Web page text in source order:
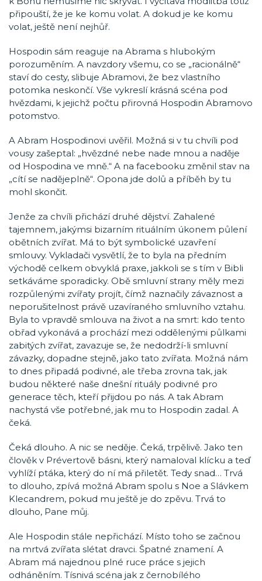
připouští, že je ke komu volat. A dokud je ke komu
volat, ještě není nejhůř.
Hospodin sám reaguje na Abrama s hlubokým
porozuměním. A navzdory všemu, co se „racionálně“
staví do cesty, slibuje Abramovi, že bez vlastního
potomka neskončí. Vše vykreslí krásná scéna pod
hvězdami, k jejichž počtu přirovná Hospodin Abramovo
potomstvo.
A Abram Hospodinovi uvěřil. Možná si v tu chvíli pod
vousy zašeptal: „hvězdné nebe nade mnou a naděje
od Hospodina ve mně.“ A na facebooku změnil stav na
„cítí se nadějeplně“. Opona jde dolů a příběh by tu
mohl skončit.
Jenže za chvíli přichází druhé dějství. Zahalené
tajemnem, jakýmsi bizarním rituálním úkonem půlení
obětních zvířat. Má to být symbolické uzavření
smlouvy. Vykladači vysvětlí, že to byla na předním
východě celkem obvyklá praxe, jakkoli se s tím v Bibli
setkáváme sporadicky. Obě smluvní strany měly mezi
rozpůlenými zvířaty projít, čímž naznačily závaznost a
neporušitelnost právě uzavíraného smluvního vztahu.
Byla to vpravdě smlouva na život a na smrt: kdo tento
obřad vykonává a prochází mezi oddělenými půlkami
zabitých zvířat, zavazuje se, že nedodrží-li smluvní
závazky, dopadne stejně, jako tato zvířata. Možná nám
to dnes připadá podivné, ale třeba zrovna tak, jak
budou některé naše dnešní rituály podivné pro
generace těch, kteří přijdou po nás. A tak Abram
nachystá vše potřebné, jak mu to Hospodin zadal. A
čeká.
Čeká dlouho. A nic se neděje. Čeká, trpělivě. Jako ten
člověk v Prévertově básni, který namaloval klícku a teď
vyhlíží ptáka, který do ní má přiletět. Tedy snad… Trvá
to dlouho, zpívá možná Abram spolu s Noe a Slávkem
Klecandrem, pokud mu ještě je do zpěvu. Trvá to
dlouho, Pane můj.
Ale Hospodin stále nepřichází. Místo toho se začnou
na mrtvá zvířata slétat dravci. Špatné znamení. A
Abram má najednou plné ruce práce s jejich
odháněním. Tísnivá scéna jak z černobílého